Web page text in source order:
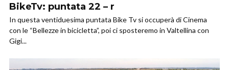
BikeTv: puntata 22 – r
In questa ventiduesima puntata Bike Tv si occuperà di Cinema
con le “Bellezze in bicicletta”, poi ci sposteremo in Valtellina con
Gigi...